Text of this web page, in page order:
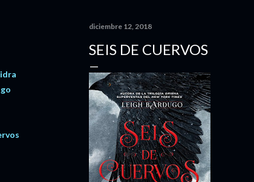
diciembre 12, 2018
SEIS DE CUERVOS